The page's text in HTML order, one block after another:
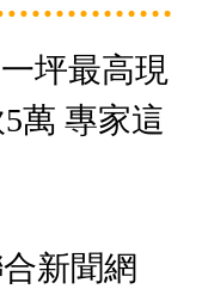
坪最高現
萬 專家這
新聞網